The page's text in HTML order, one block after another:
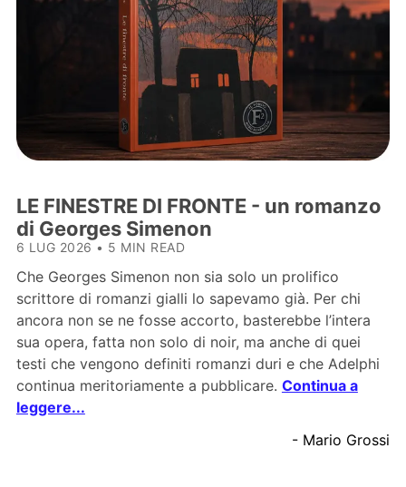
LE FINESTRE DI FRONTE - un romanzo
di Georges Simenon
6 LUG 2026 • 5 MIN READ
Che Georges Simenon non sia solo un prolifico
scrittore di romanzi gialli lo sapevamo già. Per chi
ancora non se ne fosse accorto, basterebbe l’intera
sua opera, fatta non solo di noir, ma anche di quei
testi che vengono definiti romanzi duri e che Adelphi
continua meritoriamente a pubblicare. Continua a
leggere...
- Mario Grossi